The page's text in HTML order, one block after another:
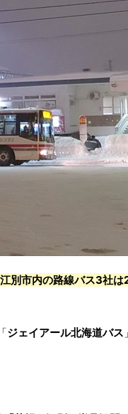
江別市内の路線バス3社は
ジェイアール北海道バス